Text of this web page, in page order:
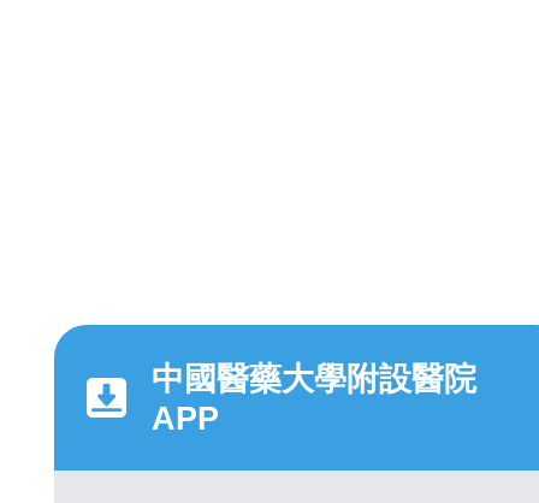
中國醫藥大學附設醫院
APP